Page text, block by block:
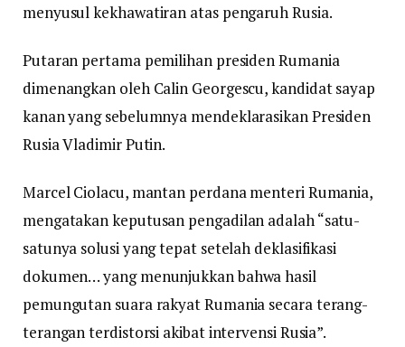
menyusul kekhawatiran atas pengaruh Rusia.
Putaran pertama pemilihan presiden Rumania
dimenangkan oleh Calin Georgescu, kandidat sayap
kanan yang sebelumnya mendeklarasikan Presiden
Rusia Vladimir Putin.
Marcel Ciolacu, mantan perdana menteri Rumania,
mengatakan keputusan pengadilan adalah “satu-
satunya solusi yang tepat setelah deklasifikasi
dokumen… yang menunjukkan bahwa hasil
pemungutan suara rakyat Rumania secara terang-
terangan terdistorsi akibat intervensi Rusia”.